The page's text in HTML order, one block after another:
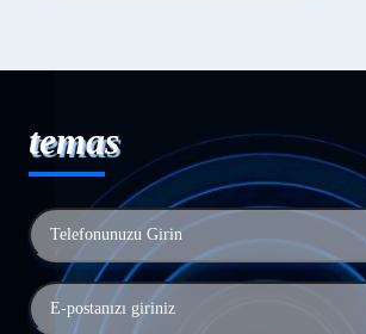
temas